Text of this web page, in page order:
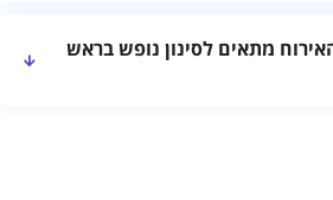
כלולים. יש לבדוק את המחיר
בעמוד של מקום האירוח.
מתאים לסינון נופש בראש